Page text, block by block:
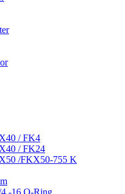
/ FK4
/ FK24
/FKX50-755 K
-16 O-Ring